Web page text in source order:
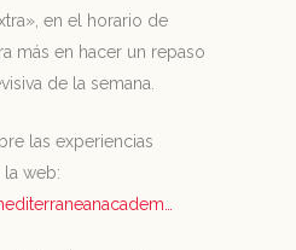
en el horario de
más en hacer un repaso
de la semana.
las experiencias
la web: